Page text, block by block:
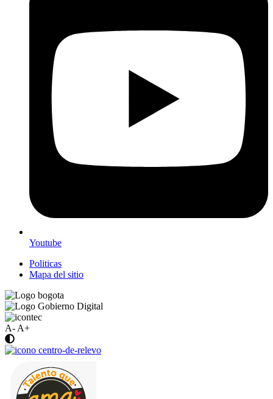
Youtube
Politicas
Mapa del sitio
A- A+